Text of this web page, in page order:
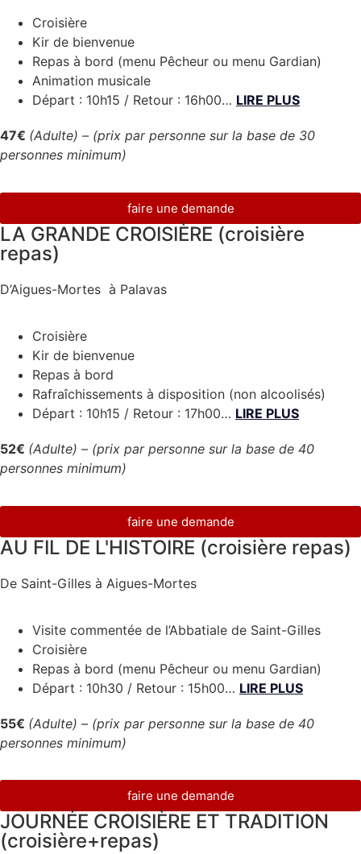
Croisière
Kir de bienvenue
Repas à bord (menu Pêcheur ou menu Gardian)
Animation musicale
Départ : 10h15 / Retour : 16h00… LIRE PLUS
47€ (Adulte) – (prix par personne sur la base de 30
personnes minimum)
faire une demande
LA GRANDE CROISIÈRE (croisière
repas)
D’Aigues-Mortes à Palavas
Croisière
Kir de bienvenue
Repas à bord
Rafraîchissements à disposition (non alcoolisés)
Départ : 10h15 / Retour : 17h00… LIRE PLUS
52€ (Adulte) – (prix par personne sur la base de 40
personnes minimum)
faire une demande
AU FIL DE L'HISTOIRE (croisière repas)
De Saint-Gilles à Aigues-Mortes
Visite commentée de l’Abbatiale de Saint-Gilles
Croisière
Repas à bord (menu Pêcheur ou menu Gardian)
Départ : 10h30 / Retour : 15h00… LIRE PLUS
55€ (Adulte) – (prix par personne sur la base de 40
personnes minimum)
faire une demande
JOURNÉE CROISIÈRE ET TRADITION
(croisière+repas)